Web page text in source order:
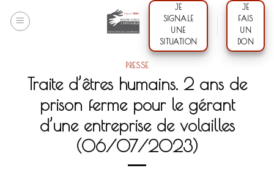
JE
SIGNALE
UNE
SITUATION
JE
FAIS
UN
DON
PRESSE
Traite d’êtres humains. 2 ans de
prison ferme pour le gérant
d’une entreprise de volailles
(06/07/2023)